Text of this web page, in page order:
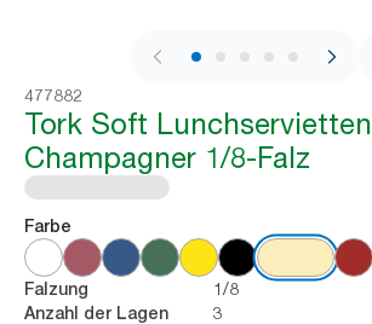
1 / 7
477882
Tork Soft Lunchservietten
Champagner 1/8-Falz
Farbe
Falzung 1/8
Anzahl der Lagen 3